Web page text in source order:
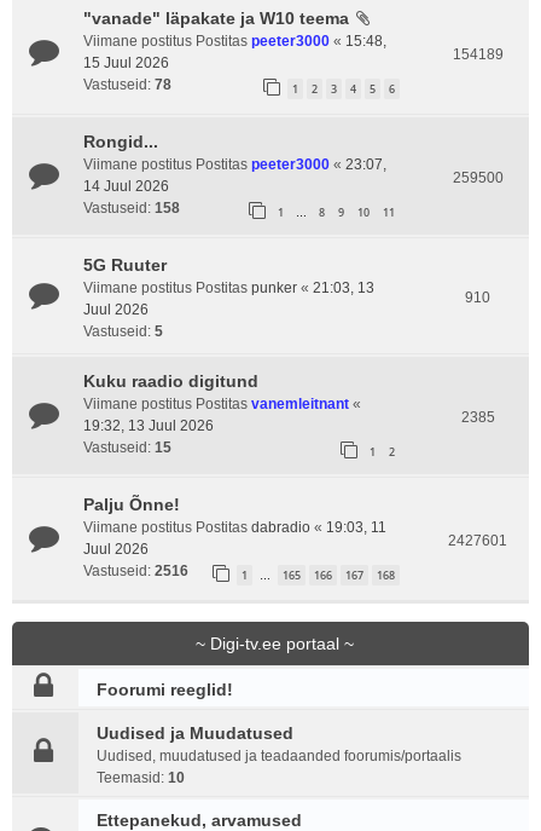
"vanade" läpakate ja W10 teema
Viimane postitus Postitas peeter3000 « 15:48,
15 Juul 2026
Vastuseid: 78 1 2 3 4 5 6
154189
Rongid...
Viimane postitus Postitas peeter3000 « 23:07,
14 Juul 2026
Vastuseid: 158 1 … 8 9 10 11
259500
5G Ruuter
Viimane postitus Postitas punker « 21:03, 13
Juul 2026
Vastuseid: 5
910
Kuku raadio digitund
Viimane postitus Postitas vanemleitnant «
19:32, 13 Juul 2026
Vastuseid: 15 1 2
2385
Palju Õnne!
Viimane postitus Postitas dabradio « 19:03, 11
Juul 2026
Vastuseid: 2516 1 … 165 166 167 168
2427601
~ Digi-tv.ee portaal ~
Foorumi reeglid!
Uudised ja Muudatused
Uudised, muudatused ja teadaanded foorumis/portaalis
Teemasid: 10
Ettepanekud, arvamused